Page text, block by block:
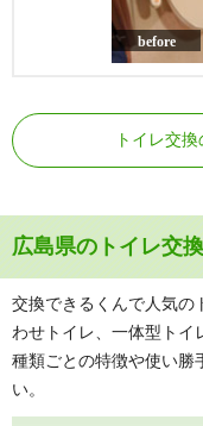
before
トイレ交
広島県のトイレ交
交換できるくんで人気の
わせトイレ、一体型トイ
種類ごとの特徴や使い勝
い。